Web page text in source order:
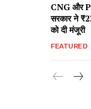
CNG और
सरकार ने
को दी मंजूरी
FEATURED